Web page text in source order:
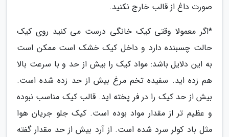
صورت داغ از قالب خارج نکنید.
*اگر معمولا وقتی کیک خانگی درست می کنید روی کیک
حالت چسبنده دارد و داخل کیک خشک است ممکن است
به این دلایل باشد: مواد کیک را بیش از حد و با سرعت بالا
هم زده اید. سفیده تخم مرغ بیش از حد زده شده است.
بیش از حد کیک را در فر پخته اید. قالب کیک مناسب نبوده
و عظیم تر از مقدار مواد بوده است. کیک جلو جریان هوا
مثل باد کولر سرد شده است. از آرد بیش از حد مقدار گفته